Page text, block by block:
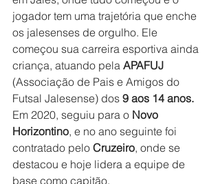
jogador tem uma trajetória que enche
os jalesenses de orgulho. Ele
começou sua carreira esportiva ainda
criança, atuando pela APAFUJ
(Associação de Pais e Amigos do
Futsal Jalesense) dos 9 aos 14 anos.
Em 2020, seguiu para o Novo
Horizontino, e no ano seguinte foi
contratado pelo Cruzeiro, onde se
destacou e hoje lidera a equipe de
base como capitão.